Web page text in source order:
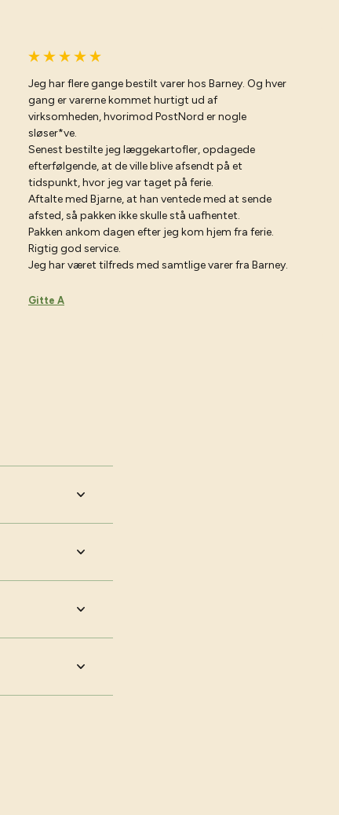
Jeg har flere gange bestilt varer hos Barney. Og hver
gang er varerne kommet hurtigt ud af
virksomheden, hvorimod PostNord er nogle
sløser*ve.
Senest bestilte jeg læggekartofler, opdagede
efterfølgende, at de ville blive afsendt på et
tidspunkt, hvor jeg var taget på ferie.
Aftalte med Bjarne, at han ventede med at sende
afsted, så pakken ikke skulle stå uafhentet.
Pakken ankom dagen efter jeg kom hjem fra ferie.
Rigtig god service.
Jeg har været tilfreds med samtlige varer fra Barney.
Gitte A